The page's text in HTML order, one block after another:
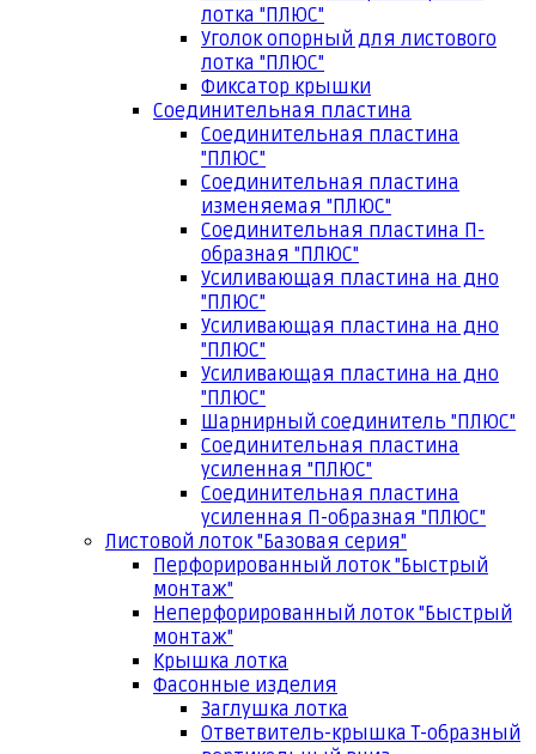
лотка "ПЛЮС"
Уголок опорный для листового
лотка "ПЛЮС"
Фиксатор крышки
Соединительная пластина
Соединительная пластина
"ПЛЮС"
Соединительная пластина
изменяемая "ПЛЮС"
Соединительная пластина П-
образная "ПЛЮС"
Усиливающая пластина на дно
"ПЛЮС"
Усиливающая пластина на дно
"ПЛЮС"
Усиливающая пластина на дно
"ПЛЮС"
Шарнирный соединитель "ПЛЮС"
Соединительная пластина
усиленная "ПЛЮС"
Соединительная пластина
усиленная П-образная "ПЛЮС"
Листовой лоток "Базовая серия"
Перфорированный лоток "Быстрый
монтаж"
Неперфорированный лоток "Быстрый
монтаж"
Крышка лотка
Фасонные изделия
Заглушка лотка
Ответвитель-крышка Т-образный